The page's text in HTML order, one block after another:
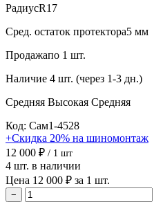
РадиусR17
Сред. остаток протектора5 мм
Продажапо 1 шт.
Наличие 4 шт. (через 1-3 дн.)
Средняя Высокая Средняя
Код: Сам1-4528
+Скидка 20% на шиномонтаж
12 000 ₽ / 1 шт
4 шт. в наличии
Цена 12 000 ₽ за 1 шт.
−